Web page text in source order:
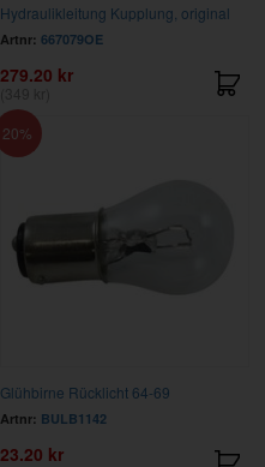
Hydraulikleitung Kupplung, original
Artnr: 667079OE
279.20 kr
20
Glühbirne Rücklicht 64-69
Artnr: BULB1142
23.20 kr